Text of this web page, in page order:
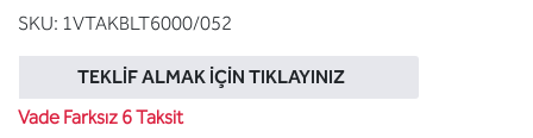
SKU: 1VTAKBLT6000/052
TEKLIF ALMAK İÇIN TIKLAYINIZ
Vade Farksız 6 Taksit